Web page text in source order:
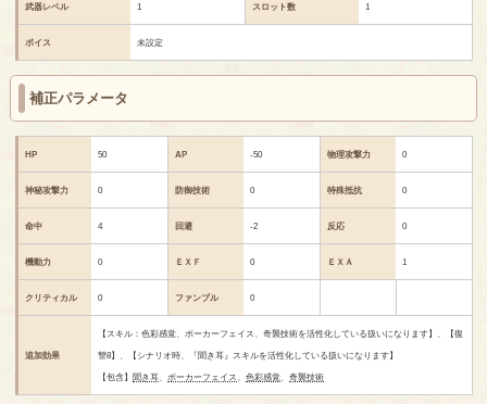
武器レベル 1 スロット数 1
ボイス 未設定
補正パラメータ
HP 50 AP -50 物理攻撃力 0
神秘攻撃力 0 防御技術 0 特殊抵抗 0
命中 4 回避 -2 反応 0
機動力 0 ＥＸＦ 0 ＥＸＡ 1
クリティカル 0 ファンブル 0
追加効果
【スキル：色彩感覚、ポーカーフェイス、奇襲技術を活性化している扱いになります】、【復
讐8】、【シナリオ時、『聞き耳』スキルを活性化している扱いになります】
【包含】聞き耳、ポーカーフェイス 、色彩感覚、奇襲技術